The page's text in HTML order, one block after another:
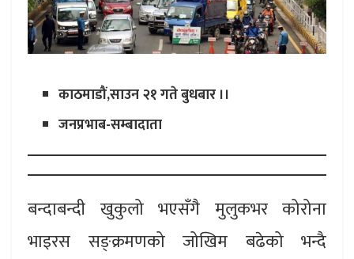
काठमाडौं,साउन २१ गते बुधबार ।।
जनप्रभाब-सम्बादाता
बन्दाबन्दी खुकुलो भएसँगै मुलुकभर कोरोना
भाइरस सङ्क्रमणको जोखिम बढेको भन्दै